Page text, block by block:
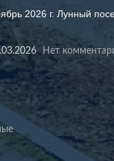
2026 г. Лунный
Нет